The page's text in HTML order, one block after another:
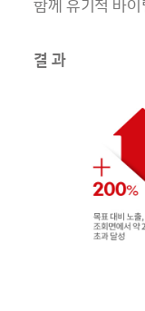
함께 유기적 바
결 과